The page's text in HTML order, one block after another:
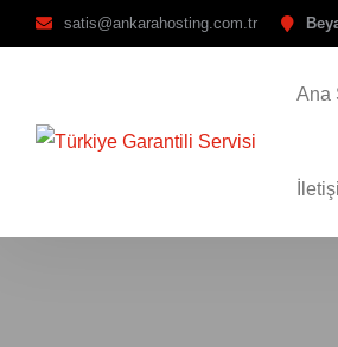
satis@ankarahosting.com.tr
Ana